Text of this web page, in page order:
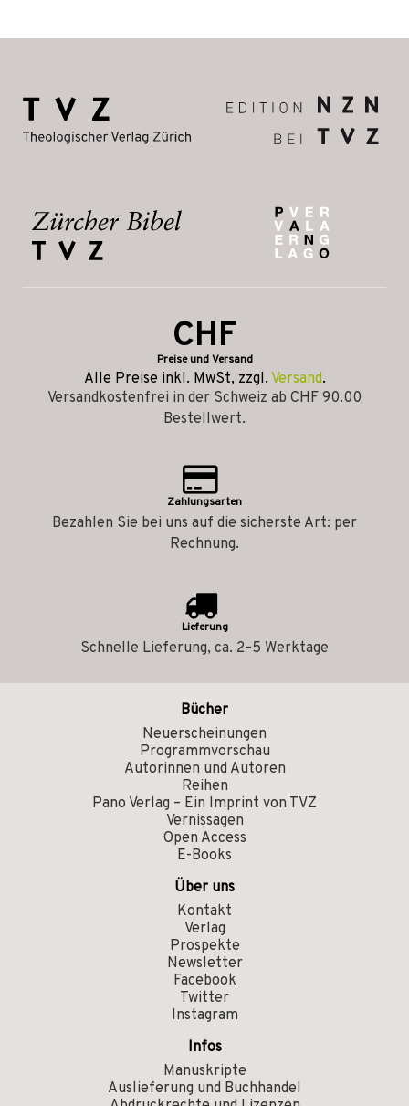
CHF
Preise und Versand
Alle Preise inkl. MwSt, zzgl. Versand.
Versandkostenfrei in der Schweiz ab CHF 90.00
Bestellwert.
Zahlungsarten
Bezahlen Sie bei uns auf die sicherste Art: per
Rechnung.
Lieferung
Schnelle Lieferung, ca. 2–5 Werktage
Bücher
Neuerscheinungen
Programmvorschau
Autorinnen und Autoren
Reihen
Pano Verlag – Ein Imprint von TVZ
Vernissagen
Open Access
E-Books
Über uns
Kontakt
Verlag
Prospekte
Newsletter
Facebook
Twitter
Instagram
Infos
Manuskripte
Auslieferung und Buchhandel